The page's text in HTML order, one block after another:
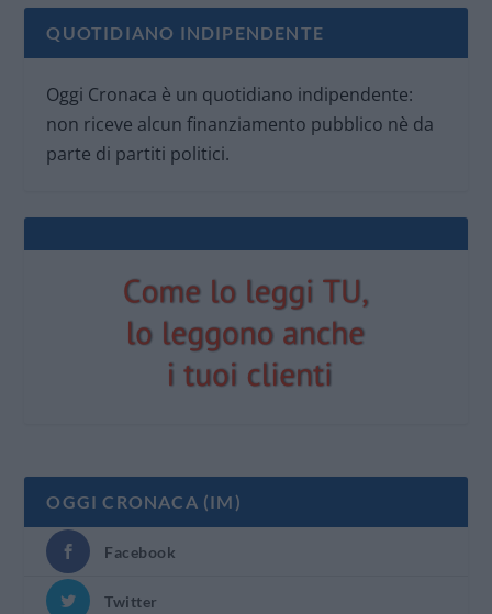
QUOTIDIANO INDIPENDENTE
Oggi Cronaca è un quotidiano indipendente:
non riceve alcun finanziamento pubblico nè da
parte di partiti politici.
OGGI CRONACA (IM)
Facebook
Twitter